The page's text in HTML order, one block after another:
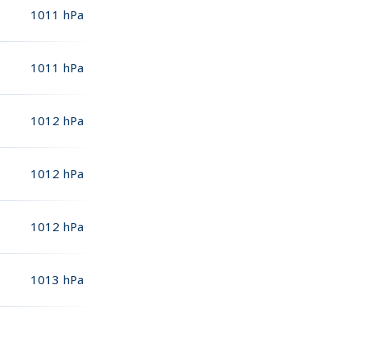
1011 hPa
1011 hPa
1012 hPa
1012 hPa
1012 hPa
1013 hPa